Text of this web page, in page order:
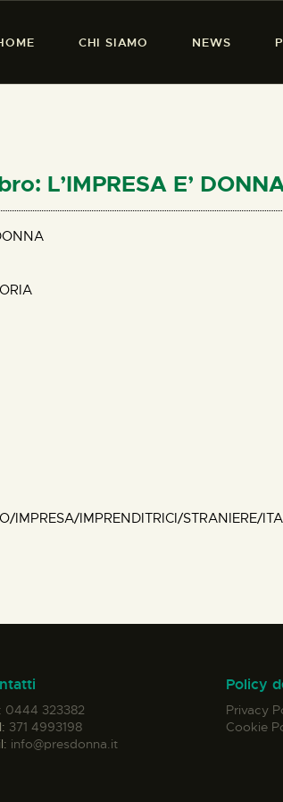
CHI SIAMO NEWS
PERCORSI
L’IMPRESA E’
IMPRESA/IMPRENDITRICI/STRANIERE/
0444 323382
371 4993198
info@presdonna.it
Policy
Privacy
Cookie